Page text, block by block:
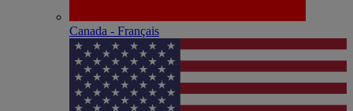
Canada - Français